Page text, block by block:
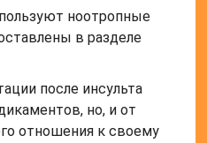
ноотропные
в разделе
после инсульта
но, и от
отношения к своему